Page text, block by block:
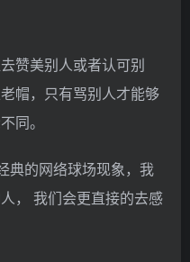
赞美别人或者认可别
帽，只有骂别人才能够
同。
典的网络球场现象，我
， 我们会更直接的去感